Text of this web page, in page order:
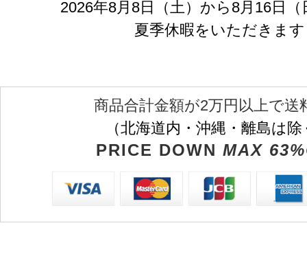
2026年8月8日（土）から8月16日
夏季休暇をいただきます
商品合計金額が2万円以上で送
（北海道内・沖縄・離島は
PRICE DOWN MAX